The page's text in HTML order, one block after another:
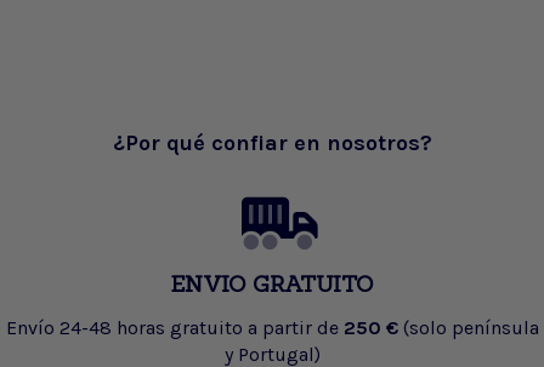
¿Por qué confiar en nosotros?
ENVIO GRATUITO
Envío 24-48 horas gratuito a partir de 250 € (solo península
y Portugal)